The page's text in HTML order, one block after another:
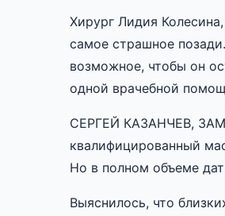
Хирург Лидия
самое страшное
возможное, чтобы он
одной врачебной
СЕРГЕЙ КАЗАНЧЕВ,
квалифицированный
Но в полном объеме
Выяснилось, что